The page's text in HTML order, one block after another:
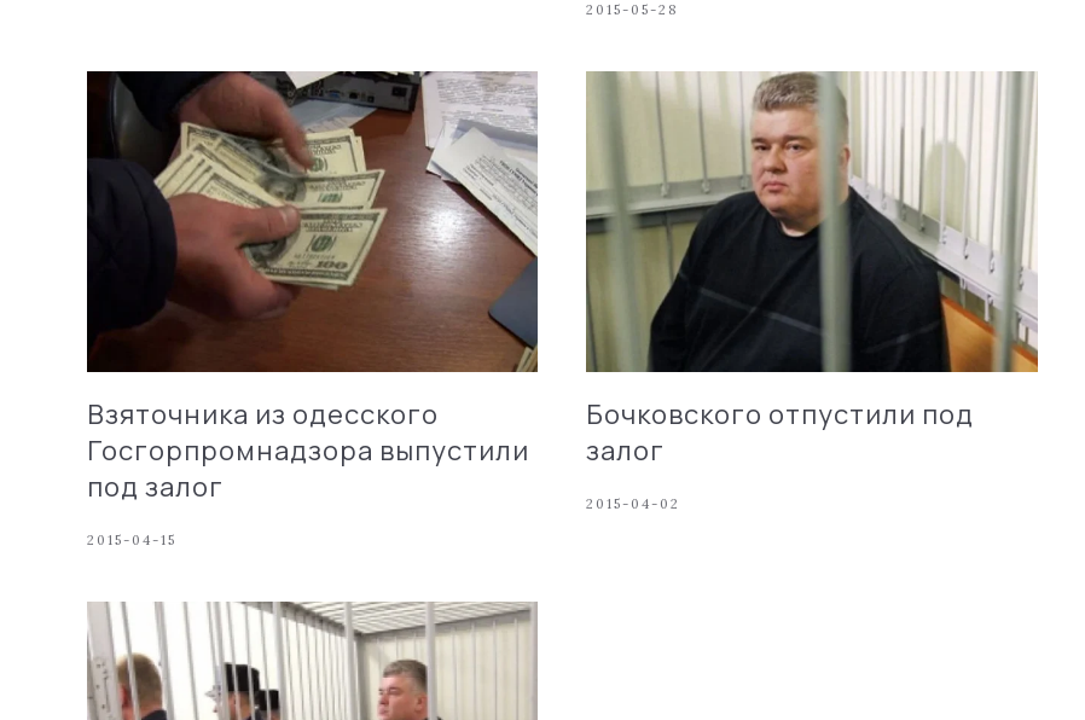
2015-05-28
Взяточника из одесского
Госгорпромнадзора выпустили
под залог
2015-04-15
Бочковского отпустили под
залог
2015-04-02